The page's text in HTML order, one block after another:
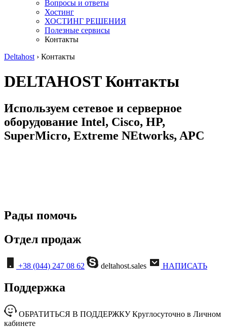
Вопросы и ответы
Хостинг
ХОСТИНГ РЕШЕНИЯ
Полезные сервисы
Контакты
Deltahost › Контакты
DELTAHOST Контакты
Используем сетевое и серверное
оборудование Intel, Cisco, HP,
SuperMicro, Extreme NEtworks, APC
Рады помочь
Отдел продаж
+38 (044) 247 08 62 deltahost.sales НАПИСАТЬ
Поддержка
ОБРАТИТЬСЯ В ПОДДЕРЖКУ Круглосуточно в Личном
кабинете